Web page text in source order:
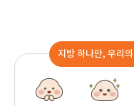
지방 하나만, 우리